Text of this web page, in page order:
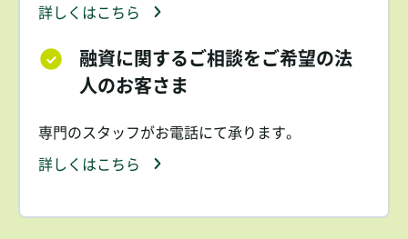
詳しくはこちら
融資に関するご相談をご希望の法
人のお客さま
専門のスタッフがお電話にて承ります。
詳しくはこちら